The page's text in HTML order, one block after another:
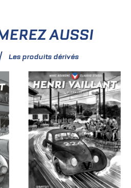
AUSSI
Les produits dérivés